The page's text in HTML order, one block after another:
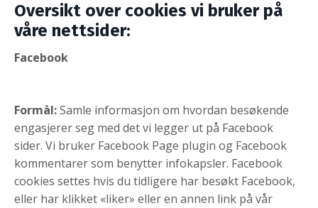
Oversikt over cookies vi bruker på
våre nettsider:
Facebook
Formål:Samle informasjon om hvordan besøkende
engasjerer seg med det vi legger ut på Facebook
sider. Vi bruker Facebook Page plugin og Facebook
kommentarer som benytter infokapsler. Facebook
cookies settes hvis du tidligere har besøkt Facebook,
eller har klikket «liker» eller en annen link på vår